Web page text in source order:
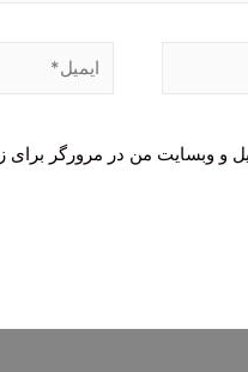
ایمیل*
و وبسایت من در مرورگر